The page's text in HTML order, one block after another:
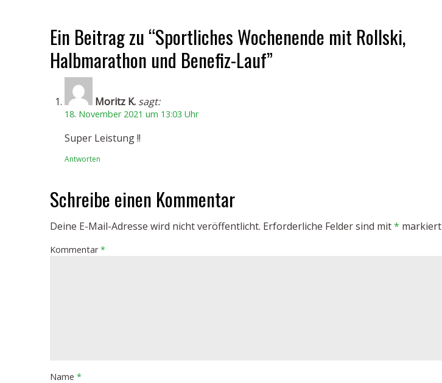
Ein Beitrag zu “Sportliches Wochenende mit Rollski,
Halbmarathon und Benefiz-Lauf”
Moritz K. sagt:
18. November 2021 um 13:03 Uhr
Super Leistung !!
Antworten
Schreibe einen Kommentar
Deine E-Mail-Adresse wird nicht veröffentlicht. Erforderliche Felder sind mit* markiert
Kommentar*
Name *